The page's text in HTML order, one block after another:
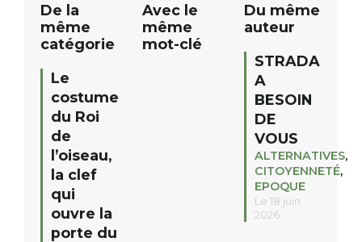
De la
même
catégorie
Le
costume
du Roi
de
l’oiseau,
la clef
qui
ouvre la
porte du
Avec le
même
mot-clé
Du même
auteur
STRADA
A
BESOIN
DE
VOUS
ALTERNATIVES,
CITOYENNETÉ,
EPOQUE
Le 18 juin
2026